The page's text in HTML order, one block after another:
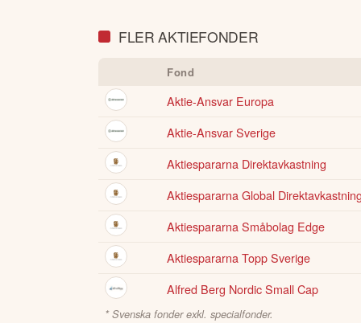
FLER AKTIEFONDER
Fond
Aktie-Ansvar Europa
Aktie-Ansvar Sverige
Aktiespararna Direktavkastning
Aktiespararna Global
Aktiespararna Småbolag Edge
Aktiespararna Topp Sverige
Alfred Berg Nordic Small Cap
* Svenska fonder exkl. specialfonder.